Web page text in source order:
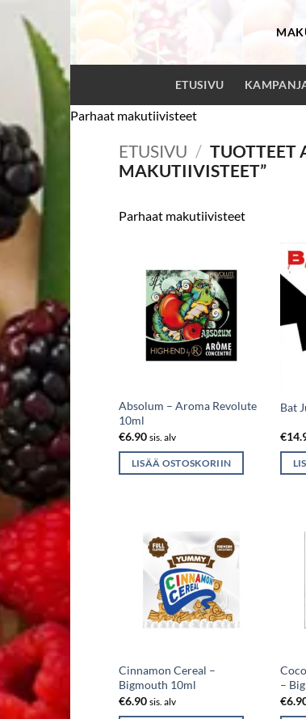
ETUSIVU
Parhaat makutiivisteet
ETUSIVU / TUOTTEET
MAKUTIIVISTEET”
Parhaat makutiivisteet
Absolum – Aroma Revolute
10ml
€6.90 sis. alv
LISÄÄ OSTOSKORIIN
Bat
€
Cinnamon Cereal –
Bigmouth 10ml
€6.90 sis. alv
–
€